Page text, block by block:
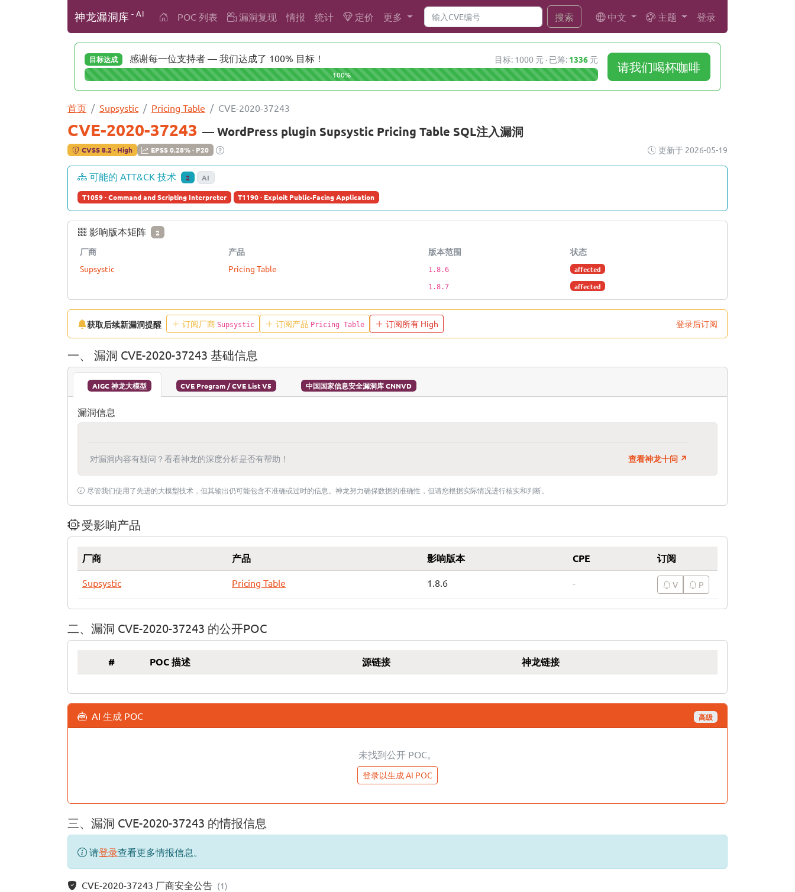
神龙漏洞库 - AI POC 列表 漏洞复现 情报 统计 定价 更多 搜索 中文 主题 登录
目标达成 感谢每一位支持者 — 我们达成了 100% 目标！ 目标: 1000 元 · 已筹: 1336 元
100%
请我们喝杯咖啡
首页 Supsystic Pricing Table CVE-2020-37243
CVE-2020-37243 — WordPress plugin Supsystic Pricing Table SQL注入漏洞
CVSS 8.2 · High EPSS 0.28% · P20 更新于 2026-05-19
可能的 ATT&CK 技术 2 AI
T1059 · Command and Scripting Interpreter T1190 · Exploit Public-Facing Application
影响版本矩阵 2
厂商 产品 版本范围
状态
Supsystic
Pricing Table 1.8.6 affected
1.8.7 affected
获取后续新漏洞提醒 订阅厂商 Supsystic 订阅产品 Pricing Table 订阅所有 High 登录后订阅
一、 漏洞 CVE-2020-37243 基础信息
AIGC 神龙大模型 CVE Program / CVE List V5 中国国家信息安全漏洞库 CNNVD
漏洞信息
对漏洞内容有疑问？看看神龙的深度分析是否有帮助！ 查看神龙十问 ↗
尽管我们使用了先进的大模型技术，但其输出仍可能包含不准确或过时的信息。神龙努力确保数据的准确性，但请您根据实际情况进行核实和判断。
受影响产品
厂商 产品 影响版本 CPE 订阅
Supsystic Pricing Table 1.8.6 - V P
二、漏洞 CVE-2020-37243 的公开POC
# POC 描述 源链接 神龙链接
AI 生成 POC 高级
未找到公开 POC。
登录以生成 AI POC
三、漏洞 CVE-2020-37243 的情报信息
请登录查看更多情报信息。
CVE-2020-37243 厂商安全公告 (1)